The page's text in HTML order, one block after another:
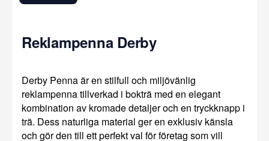
Reklampenna Derby
Derby Penna är en stilfull och miljövänlig
reklampenna tillverkad i bokträ med en elegant
kombination av kromade detaljer och en tryckknapp i
trä. Dess naturliga material ger en exklusiv känsla
och gör den till ett perfekt val för företag som vill